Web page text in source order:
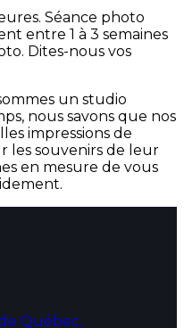
Séance photo
entre 1 à 3 semaines
Dites-nous vos
un studio
nous savons que nos
impressions de
les souvenirs de leur
en mesure de vous
Québec,